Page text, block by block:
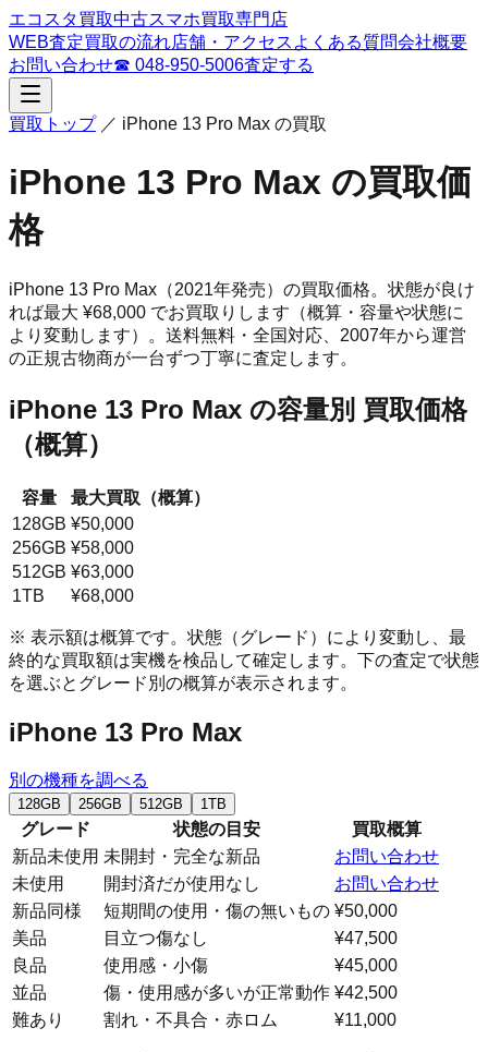
エコスタ買取中古スマホ買取専門店
WEB査定買取の流れ店舗・アクセス よくある質問会社概要
お問い合わせ☎ 048-950-5006査定する
買取トップ／ iPhone 13 Pro Max の買取
iPhone 13 Pro Max の買取価
格
iPhone 13 Pro Max （2021年発売） の買取価格。 状態が良け
れば最大 ¥68,000 でお買取りします（概算・容量や状態に
より変動します）。 送料無料・全国対応、 2007年から運営
の正規古物商が一台ずつ丁寧に査定します。
iPhone 13 Pro Max の容量別 買取価格
（概算）
容量
最大買取（概算）
128GB ¥50,000
256GB ¥58,000
512GB ¥63,000
1TB
¥68,000
※ 表示額は概算です。状態（グレード）により変動し、最
終的な買取額は実機を検品して確定します。下の査定で状態
を選ぶとグレード別の概算が表示されます。
iPhone 13 Pro Max
別の機種を調べる
128GB 256GB 512GB 1TB
グレード 状態の目安
買取概算
新品未使用 未開封・完全な新品
お問い合わせ
未使用
開封済だが使用なし
お問い合わせ
新品同様
短期間の使用・傷の無いもの ¥50,000
美品
目立つ傷なし
¥47,500
良品
使用感・小傷
¥45,000
並品
傷・使用感が多いが正常動作 ¥42,500
難あり
割れ・不具合・赤ロム ¥11,000